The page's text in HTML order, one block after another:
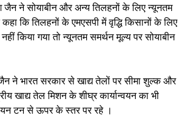
जैन ने सोयाबीन और अन्य तिलहनों के लिए न्यूनतम
कि तिलहनों के एमएसपी में वृद्धि किसानों के लिए
किया गया तो न्यूनतम समर्थन मूल्य पर सोयाबीन
ने भारत सरकार से खाद्य तेलों पर सीमा शुल्क और
खाद्य तेल मिशन के शीघ्र कार्यान्वयन का भी
टन से ऊपर के स्तर पर रहे ।